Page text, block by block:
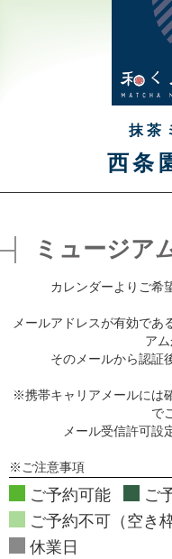
抹茶
西条
ミュージア
カレンダーよりご希
メールアドレスが有効であ
アム
そのメールから認証
※携帯キャリアメールには
で
メール受信許可設
※ご注意事項
ご予約可能
ご
ご予約不可（空き
休業日